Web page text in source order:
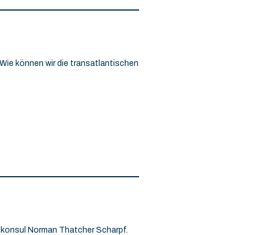
können wir die transatlantischen
Norman Thatcher Scharpf.